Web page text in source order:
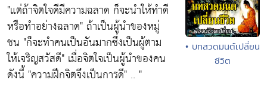
"แต่ถ้าจิตใจดีมีความฉลาด ก็จะนำให้ทำดี
หรือทำอย่างฉลาด" ถ้าเป็นผู้นำของหมู่
ชน "ก็จะทำคนเป็นอันมากซึ่งเป็นผู้ตาม
ให้เจริญสวัสดี" เมื่อจิตใจเป็นผู้นำของคน
ดังนี้ "ความฝึกจิตจึงเป็นการดี" .. "
• บทสวดมนต์เปลี่ยน
ชีวิต